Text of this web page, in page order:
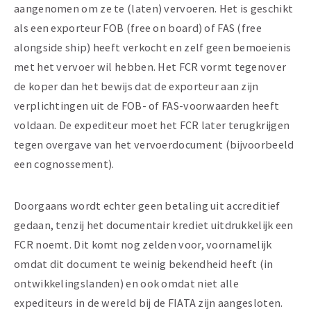
aangenomen om ze te (laten) vervoeren. Het is geschikt
als een exporteur FOB (free on board) of FAS (free
alongside ship) heeft verkocht en zelf geen bemoeienis
met het vervoer wil hebben. Het FCR vormt tegenover
de koper dan het bewijs dat de exporteur aan zijn
verplichtingen uit de FOB- of FAS-voorwaarden heeft
voldaan. De expediteur moet het FCR later terugkrijgen
tegen overgave van het vervoerdocument (bijvoorbeeld
een cognossement).
Doorgaans wordt echter geen betaling uit accreditief
gedaan, tenzij het documentair krediet uitdrukkelijk een
FCR noemt. Dit komt nog zelden voor, voornamelijk
omdat dit document te weinig bekendheid heeft (in
ontwikkelingslanden) en ook omdat niet alle
expediteurs in de wereld bij de FIATA zijn aangesloten.